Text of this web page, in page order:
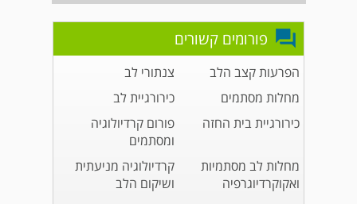
פורומים קשורים
הפרעות קצב הלב
צנתורי לב
מחלות מסתמים
כירורגיית לב
כירורגיית בית החזה
פורום קרדיולוגיה
ומסתמים
מחלות לב מסתמיות
ואקוקרדיוגרפיה
קרדיולוגיה מניעתית
ושיקום הלב